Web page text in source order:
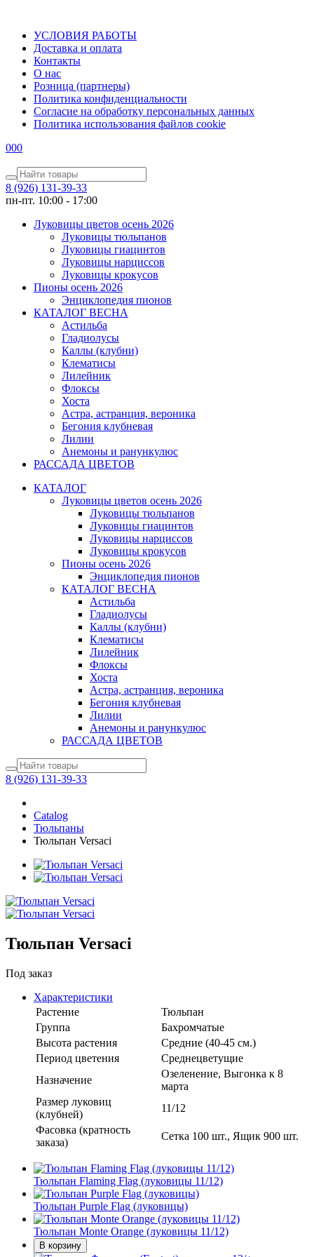
УСЛОВИЯ РАБОТЫ
Доставка и оплата
Контакты
О наc
Розница (партнеры)
Политика конфиденциальности
Согласие на обработку персональных данных
Политика использования файлов сookie
000
8 (926) 131-39-33
пн-пт. 10:00 - 17:00
Луковицы цветов осень 2026
Луковицы тюльпанов
Луковицы гиацинтов
Луковицы нарциссов
Луковицы крокусов
Пионы осень 2026
Энциклопедия пионов
КАТАЛОГ ВЕСНА
Астильба
Гладиолусы
Каллы (клубни)
Клематисы
Лилейник
Флоксы
Хоста
Астра, астранция, вероника
Бегония клубневая
Лилии
Анемоны и ранункулюс
РАССАДА ЦВЕТОВ
КАТАЛОГ
Луковицы цветов осень 2026
Луковицы тюльпанов
Луковицы гиацинтов
Луковицы нарциссов
Луковицы крокусов
Пионы осень 2026
Энциклопедия пионов
КАТАЛОГ ВЕСНА
Астильба
Гладиолусы
Каллы (клубни)
Клематисы
Лилейник
Флоксы
Хоста
Астра, астранция, вероника
Бегония клубневая
Лилии
Анемоны и ранункулюс
РАССАДА ЦВЕТОВ
8 (926) 131-39-33
Catalog
Тюльпаны
Тюльпан Versaci
Тюльпан Versaci
Под заказ
Характеристики
Растение
Тюльпан
Группа
Бахромчатые
Высота растения
Средние (40-45 см.)
Период цветения
Среднецветущие
Назначение
Озеленение, Выгонка к 8
марта
Размер луковиц
(клубней)
11/12
Фасовка (кратность
заказа)
Сетка 100 шт., Ящик 900 шт.
Тюльпан Flaming Flag (луковицы 11/12)
Тюльпан Purple Flag (луковицы)
Тюльпан Monte Orange (луковицы 11/12)
В корзину